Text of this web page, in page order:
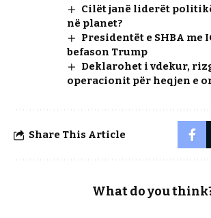
Cilët janë liderët
në planet?
Presidentët e SHBA me
befason Trump
Deklarohet i vdekur,
operacionit për heqjen e
Share This Article
What do you